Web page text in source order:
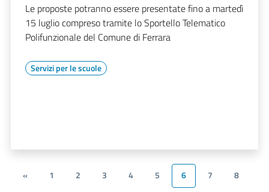
Le proposte potranno essere presentate fino a martedì
15 luglio compreso tramite lo Sportello Telematico
Polifunzionale del Comune di Ferrara
Servizi per le scuole
« 1 2 3 4 5 6 7
8